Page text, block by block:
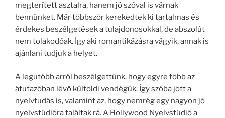
megterített asztalra, hanem jó szóval is várnak
bennünket. Már többször kerekedtek ki tartalmas és
érdekes beszélgetések a tulajdonosokkal, de abszolút
nem tolakodóak. Így aki romantikázásra vágyik, annak is
ajánlani tudjuk a helyet.
A legutóbb arról beszélgettünk, hogy egyre több az
átutazóban lévő külföldi vendégük. Így szóba jött a
nyelvtudás is, valamint az, hogy nemrég egy nagyon jó
nyelvstúdióra találtak rá. A Hollywood Nyelvstúdió a